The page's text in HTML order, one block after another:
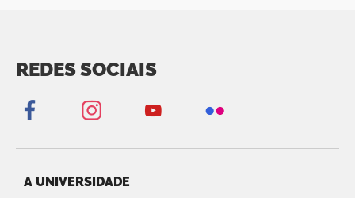
REDES SOCIAIS
A UNIVERSIDADE